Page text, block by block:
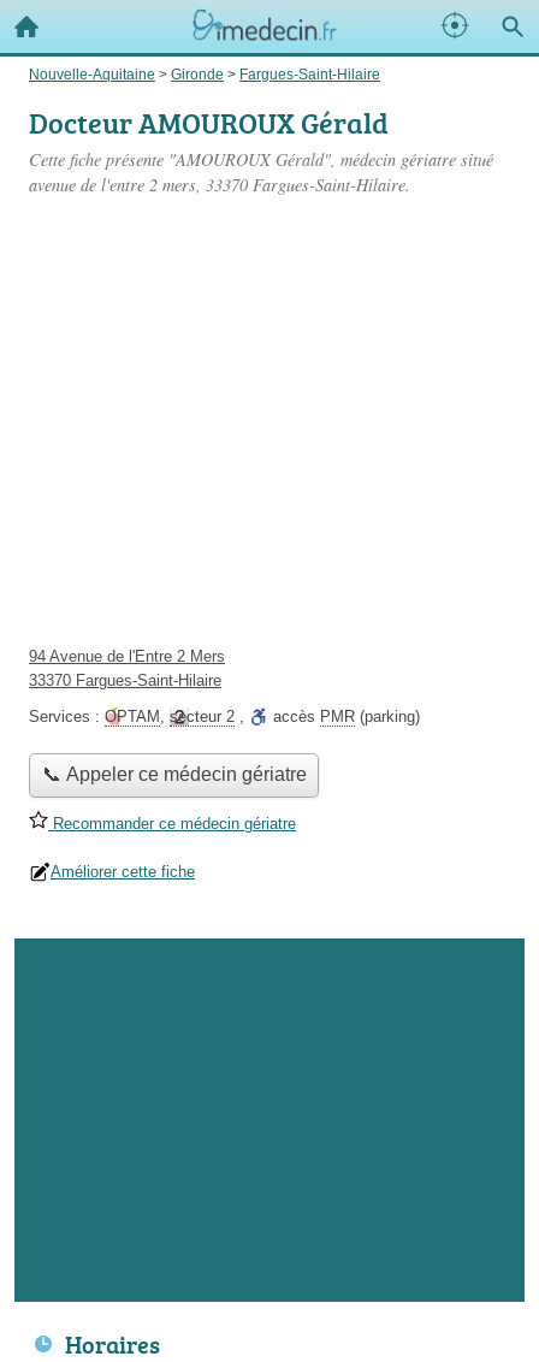
Nouvelle-Aquitaine > Gironde > Fargues-Saint-Hilaire
Docteur AMOUROUX Gérald
Cette fiche présente "AMOUROUX Gérald", médecin gériatre situé
avenue de l'entre 2 mers, 33370 Fargues-Saint-Hilaire.
94 Avenue de l'Entre 2 Mers
33370 Fargues-Saint-Hilaire
Services : OPTAM , secteur 2 , accès PMR (parking)
📞 Appeler ce médecin gériatre
Recommander ce médecin gériatre
Améliorer cette fiche
Horaires